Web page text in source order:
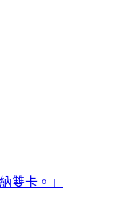
雙卡。」